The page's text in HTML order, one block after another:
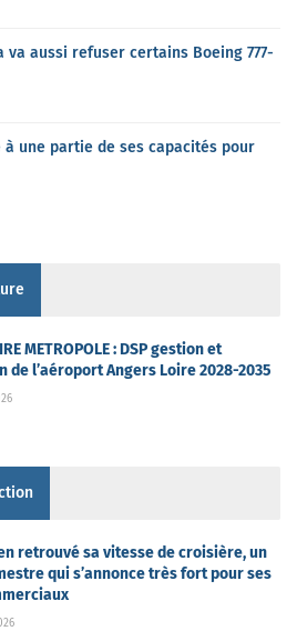
va aussi refuser certains Boeing 777-
une partie de ses capacités pour
METROPOLE : DSP gestion et
de l’aéroport Angers Loire 2028-2035
retrouvé sa vitesse de croisière, un
qui s’annonce très fort pour ses